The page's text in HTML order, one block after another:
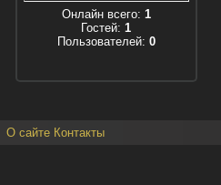
Онлайн всего: 1
Гостей: 1
Пользователей: 0
О сайте Контакты